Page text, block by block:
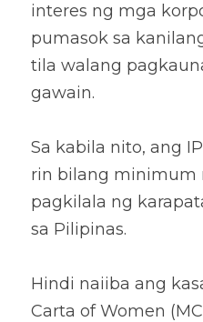
interes ng mga
pumasok sa
tila walang
gawain.
Sa kabila nito, ang
rin bilang minimum
pagkilala ng
sa Pilipinas.
Hindi naiiba ang
Carta of Women